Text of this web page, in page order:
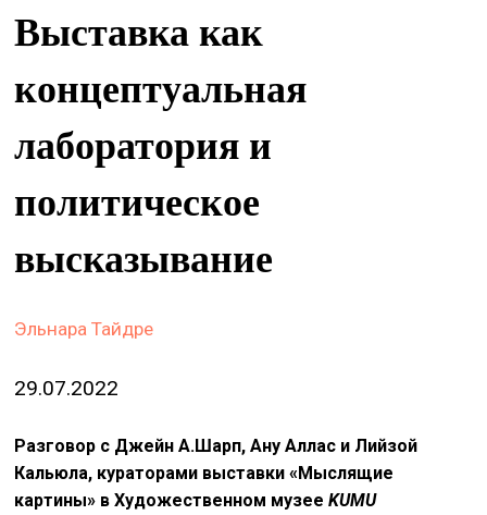
Выставка как
концептуальная
лаборатория и
политическое
высказывание
Эльнара Тайдре
29.07.2022
Разговор с Джейн А.Шарп, Ану Аллас и Лийзой
Кальюла, кураторами выставки «Мыслящие
картины» в Художественном музееKUMU